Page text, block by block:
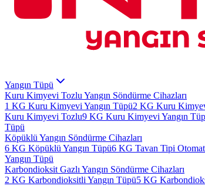
Yangın Tüpü
Kuru Kimyevi Tozlu Yangın Söndürme Cihazları
1 KG Kuru Kimyevi Yangın Tüpü2 KG Kuru
Kuru Kimyevi Tozlu9 KG Kuru Kimyevi Yangın
Tüpü
Köpüklü Yangın Söndürme Cihazları
6 KG Köpüklü Yangın Tüpü6 KG Tavan Tipi
Yangın Tüpü
Karbondioksit Gazlı Yangın Söndürme Cihazları
2 KG Karbondioksitli Yangın Tüpü5 KG